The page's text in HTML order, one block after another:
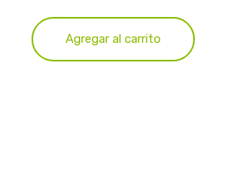
Agregar al carrito